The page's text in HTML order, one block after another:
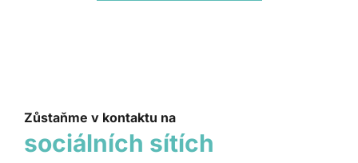
Zůstaňme v kontaktu na
sociálních sítích